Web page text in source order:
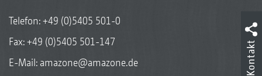
Telefon:+49 (0)5405 501-0
Fax: +49 (0)5405 501-147
E-Mail: amazone@amazone.de Kontakt